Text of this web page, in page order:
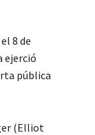
8 de
ejerció
pública
(Elliot